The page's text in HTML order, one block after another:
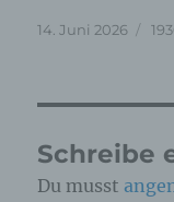
Veröffentlicht
14. Juni 2026
Schreibe
Du musst